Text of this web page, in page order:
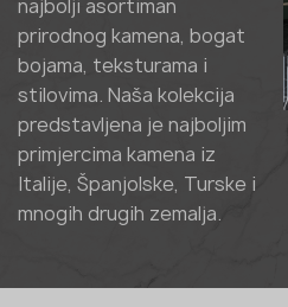
najbolji asortiman
prirodnog kamena, bogat
bojama, teksturama i
stilovima. Naša kolekcija
predstavljena je najboljim
primjercima kamena iz
Italije, Španjolske, Turske i
mnogih drugih zemalja.